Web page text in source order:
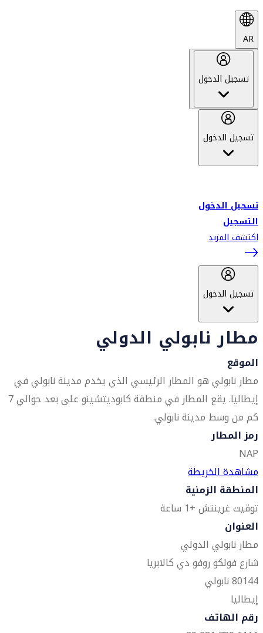
AR
تسجيل الدخول
تسجيل الدخول
تسجيل الدخول
التسجيل
اكتشف المزيد
تسجيل الدخول
مطار نابولي الدولي
الموقع
مطار نابولي هو المطار الرئيسي الذي يخدم مدينة نابولي في
إيطاليا. يقع المطار في منطقة كابوديتشينو على بعد حوالي 7
كم من وسط مدينة نابولي.
رمز المطار
NAP
مشاهدة الخريطة
المنطقة الزمنية
توقيت غرينتش +1 ساعة
العنوان
مطار نابولي الدولي
شارع فولكو روفو دي كالابريا
80144 نابولي
إيطاليا
رقم الهاتف